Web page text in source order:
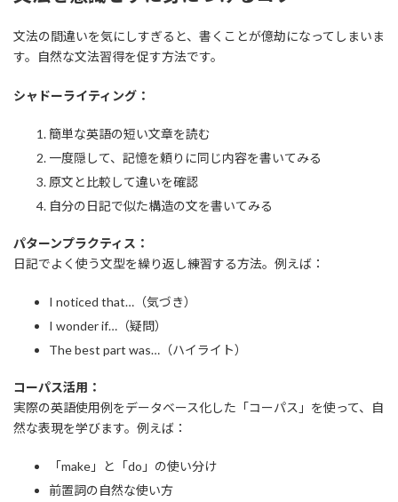
文法の間違いを気にしすぎると、書くことが億劫になってしまいま
す。自然な文法習得を促す方法です。
シャドーライティング：
簡単な英語の短い文章を読む
一度隠して、記憶を頼りに同じ内容を書いてみる
原文と比較して違いを確認
自分の日記で似た構造の文を書いてみる
パターンプラクティス：
日記でよく使う文型を繰り返し練習する方法。例えば：
I noticed that…（気づき）
I wonder if…（疑問）
The best part was…（ハイライト）
コーパス活用：
実際の英語使用例をデータベース化した「コーパス」を使って、自
然な表現を学びます。例えば：
「make」と「do」の使い分け
前置詞の自然な使い方